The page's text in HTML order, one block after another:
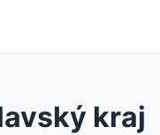
kraj